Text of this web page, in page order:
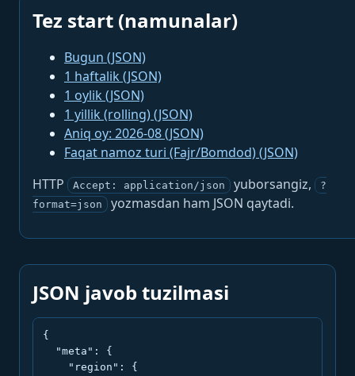
Tez start (namunalar)
Bugun (JSON)
1 haftalik (JSON)
1 oylik (JSON)
1 yillik (rolling) (JSON)
Aniq oy: 2026-08 (JSON)
Faqat namoz turi (Fajr/Bomdod) (JSON)
HTTP
Accept: application/json yuborsangiz,
?
format=json
yozmasdan ham JSON qaytadi.
JSON javob tuzilmasi
{
  "meta": {
    "region": {